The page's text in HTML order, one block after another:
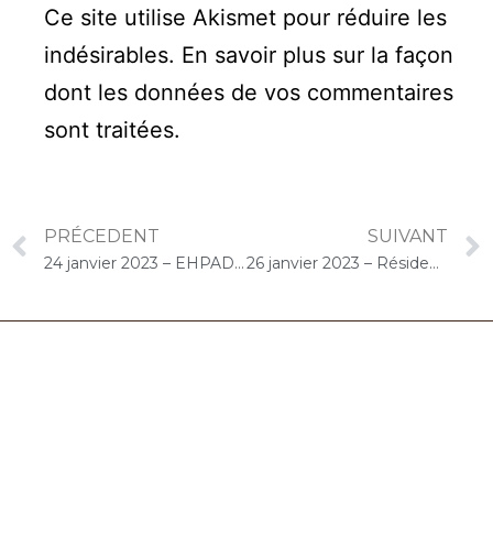
Ce site utilise Akismet pour réduire les
indésirables. En savoir plus sur la façon
dont les données de vos commentaires
sont traitées.
PRÉCEDENT
24 janvier 2023 – EHPAD HOVIA (Athis-Mons) : Concert « Choco-Cello Solo »
SUIVANT
26 janvier 2023 – Résidence Autonomie Méliès (Orly) : Concert « Choco-Cello Solo »